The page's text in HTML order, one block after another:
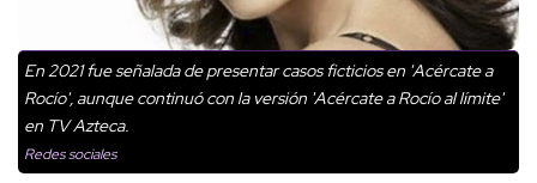
En 2021 fue señalada de presentar casos ficticios en 'Acércate a
Rocío', aunque continuó con la versión 'Acércate a Rocío al límite'
en TV Azteca.
Redes sociales